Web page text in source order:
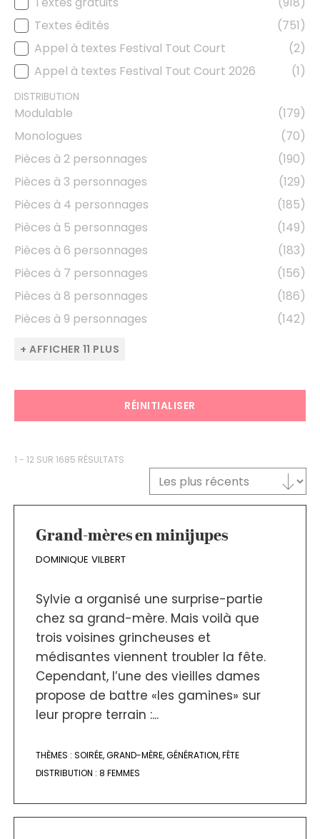
TYPE DE TEXTE
Textes édités
(751)
Appel à textes Festival Tout Court
(2)
Appel à textes Festival Tout Court 2026
(1)
DISTRIBUTION
Modulable
(179)
Monologues
(70)
Pièces à 2 personnages
(190)
Pièces à 3 personnages
(129)
Pièces à 4 personnages
(185)
Pièces à 5 personnages
(149)
Pièces à 6 personnages
(183)
Pièces à 7 personnages
(156)
Pièces à 8 personnages
(186)
Pièces à 9 personnages
(142)
+ AFFICHER 11 PLUS
RÉINITIALISER
1 - 12 SUR 1685 RÉSULTATS
TRI DES TEXTES
Trier le contenu
Grand-mères en minijupes
DOMINIQUE VILBERT
Sylvie a organisé une surprise-partie
chez sa grand-mère. Mais voilà que
trois voisines grincheuses et
médisantes viennent troubler la fête.
Cependant, l’une des vieilles dames
propose de battre «les gamines» sur
leur propre terrain :...
THÈMES : SOIRÉE,GRAND-MÈRE,GÉNÉRATION,FÊTE
DISTRIBUTION : 8 FEMMES